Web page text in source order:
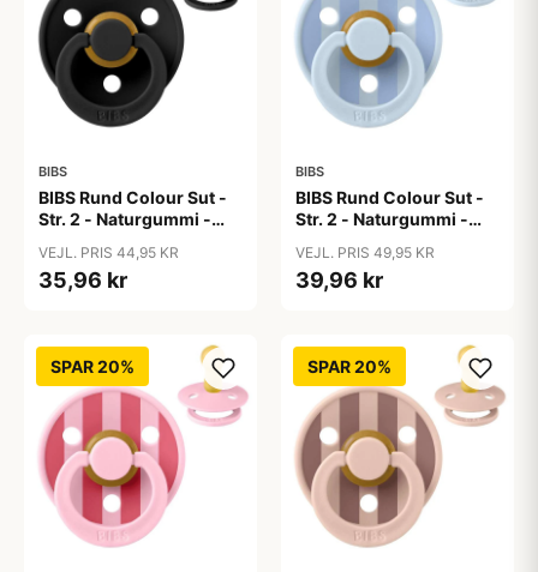
BIBS
BIBS Rund Colour Sut -
Str. 2 - Naturgummi -
VEJL. PRIS 44,95 KR
35,96 kr
BIBS
BIBS Rund Colour Sut -
Str. 2 - Naturgummi -
Blue/Dusty Blue
VEJL. PRIS 49,95 KR
39,96 kr
SPAR 20% SPAR 20%